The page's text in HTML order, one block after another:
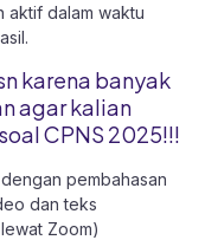
aktif dalam waktu
karena banyak
agar kalian
CPNS 2025!!!
pembahasan
dan teks
Zoom)